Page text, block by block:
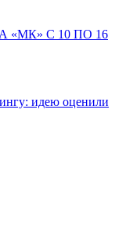
С 10 ПО 16
идею оценили